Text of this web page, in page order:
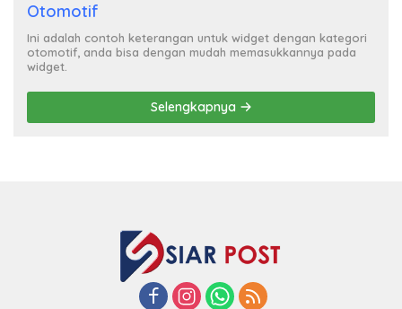
Otomotif
Ini adalah contoh keterangan untuk widget dengan kategori
otomotif, anda bisa dengan mudah memasukkannya pada
widget.
Selengkapnya